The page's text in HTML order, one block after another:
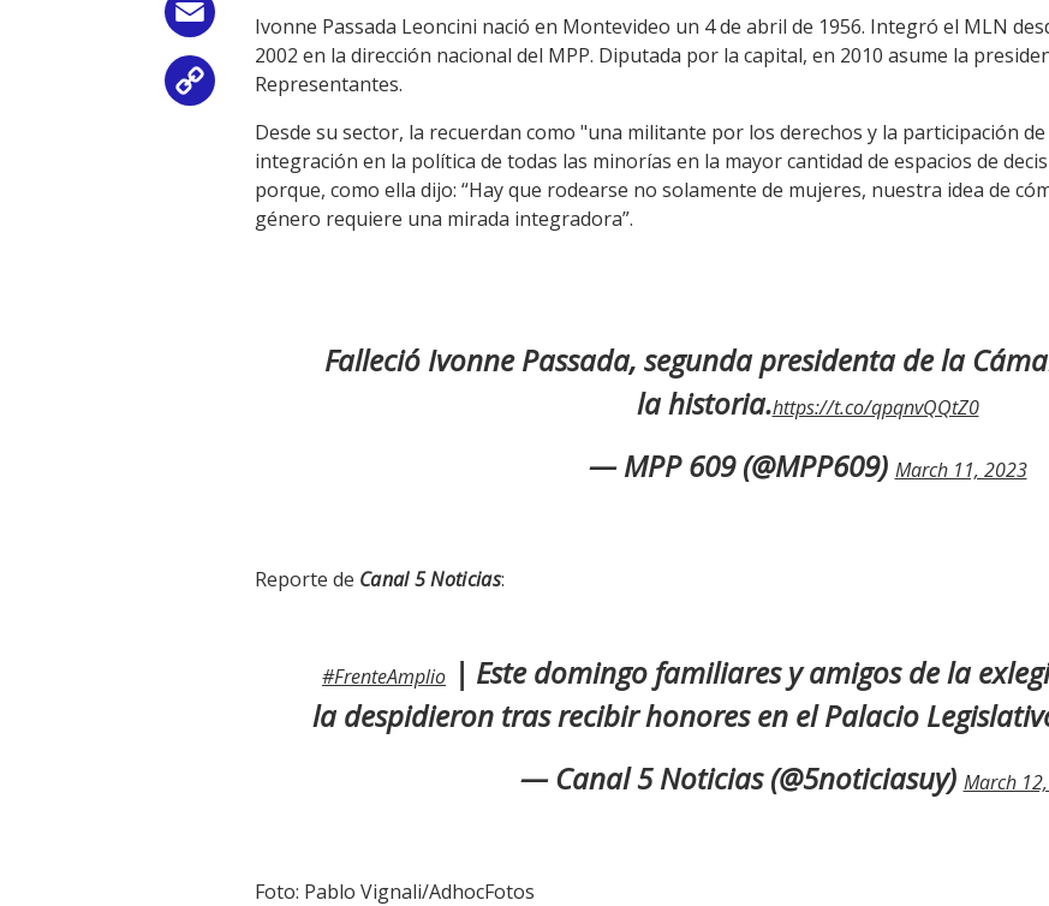
Email
Copy
Link
Ivonne Passada Leoncini nació en Montevideo un 4 de abril de 1956. Integró el MLN
2002 en la dirección nacional del MPP. Diputada por la capital, en 2010 asume la
Representantes.
Desde su sector, la recuerdan como "una militante por los derechos y la participación
integración en la política de todas las minorías en la mayor cantidad de espacios de
porque, como ella dijo: “Hay que rodearse no solamente de mujeres, nuestra idea de
género requiere una mirada integradora”.
Falleció Ivonne Passada, segunda presidenta de la
la historia.https://t.co/qpqnvQQtZ0
— MPP 609 (@MPP609) March 11, 2023
Reporte de Canal 5 Noticias:
#FrenteAmplio | Este domingo familiares y amigos de la
la despidieron tras recibir honores en el Palacio
— Canal 5 Noticias (@5noticiasuy) March
Foto: Pablo Vignali/AdhocFotos